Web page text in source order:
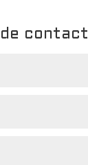
contact